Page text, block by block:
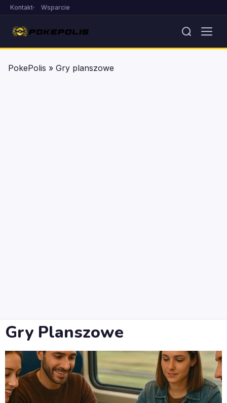
Kontakt Wsparcie
PokePolis » Gry planszowe
Gry Planszowe